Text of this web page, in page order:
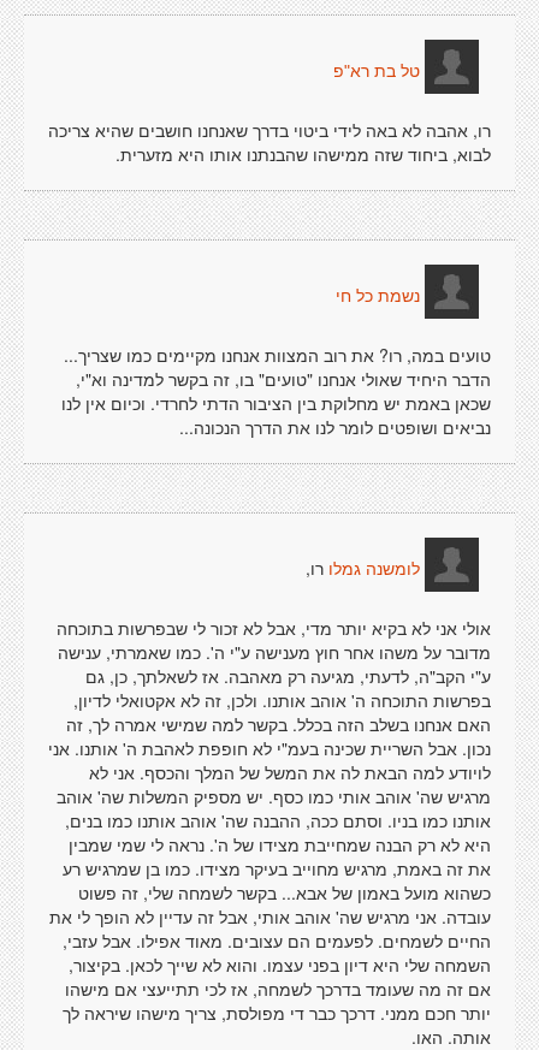
טל בת רא"פ
רו, אהבה לא באה לידי ביטוי בדרך שאנחנו חושבים שהיא צריכה
לבוא, ביחוד שזה ממישהו שהבנתנו אותו היא מזערית.
נשמת כל חי
טועים במה, רו? את רוב המצוות אנחנו מקיימים כמו שצריך...
הדבר היחיד שאולי אנחנו "טועים" בו, זה בקשר למדינה וא"י,
שכאן באמת יש מחלוקת בין הציבור הדתי לחרדי. וכיום אין לנו
נביאים ושופטים לומר לנו את הדרך הנכונה...
לומשנה גמלו רו,
אולי אני לא בקיא יותר מדי, אבל לא זכור לי שבפרשות בתוכחה
מדובר על משהו אחר חוץ מענישה ע"י ה'. כמו שאמרתי, ענישה
ע"י הקב"ה, לדעתי, מגיעה רק מאהבה. אז לשאלתך, כן, גם
בפרשות התוכחה ה' אוהב אותנו. ולכן, זה לא אקטואלי לדיון,
האם אנחנו בשלב הזה בכלל. בקשר למה שמישי אמרה לך, זה
נכון. אבל השריית שכינה בעמ"י לא חופפת לאהבת ה' אותנו. אני
לויודע למה הבאת לה את המשל של המלך והכסף. אני לא
מרגיש שה' אוהב אותי כמו כסף. יש מספיק המשלות שה' אוהב
אותנו כמו בניו. וסתם ככה, ההבנה שה' אוהב אותנו כמו בנים,
היא לא רק הבנה שמחייבת מצידו של ה'. נראה לי שמי שמבין
את זה באמת, מרגיש מחוייב בעיקר מצידו. כמו בן שמרגיש רע
כשהוא מועל באמון של אבא... בקשר לשמחה שלי, זה פשוט
עובדה. אני מרגיש שה' אוהב אותי, אבל זה עדיין לא הופך לי את
החיים לשמחים. לפעמים הם עצובים. מאוד אפילו. אבל עזבי,
השמחה שלי היא דיון בפני עצמו. והוא לא שייך לכאן. בקיצור,
אם זה מה שעומד בדרכך לשמחה, אז לכי תתייעצי אם מישהו
יותר חכם ממני. דרכך כבר די מפולסת, צריך מישהו שיראה לך
אותה. האו.